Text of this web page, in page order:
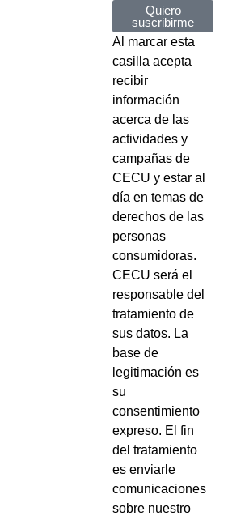
Quiero
suscribirme
Al marcar esta
casilla acepta
recibir
información
acerca de las
actividades y
campañas de
CECU y estar al
día en temas de
derechos de las
personas
consumidoras.
CECU será el
responsable del
tratamiento de
sus datos. La
base de
legitimación es
su
consentimiento
expreso. El fin
del tratamiento
es enviarle
comunicaciones
sobre nuestro